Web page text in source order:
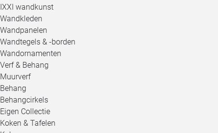
IXXI wandkunst
Wandkleden
Wandpanelen
Wandtegels & -borden
Wandornamenten
Verf & Behang
Muurverf
Behang
Behangcirkels
Eigen Collectie
Koken & Tafelen